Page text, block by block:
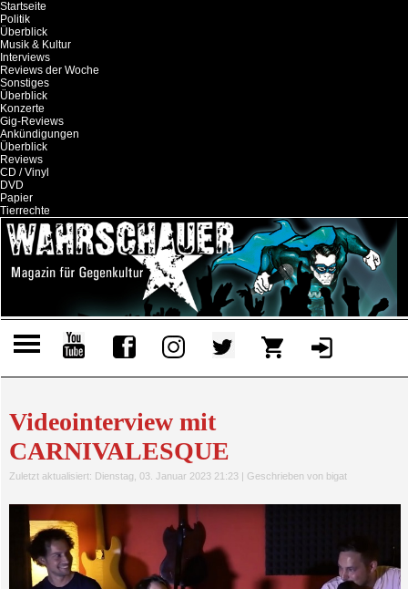
Startseite
Politik
Überblick
Musik & Kultur
Interviews
Reviews der Woche
Sonstiges
Überblick
Konzerte
Gig-Reviews
Ankündigungen
Überblick
Reviews
CD / Vinyl
DVD
Papier
Tierrechte
Videointerview mit
CARNIVALESQUE
Zuletzt aktualisiert: Dienstag, 03. Januar 2023 21:23| Geschrieben von bigat